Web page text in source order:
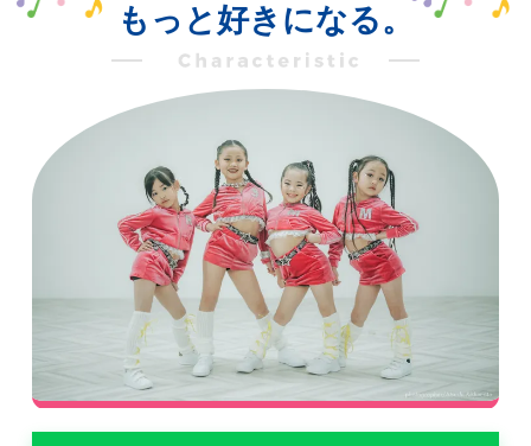
もっと好きになる。